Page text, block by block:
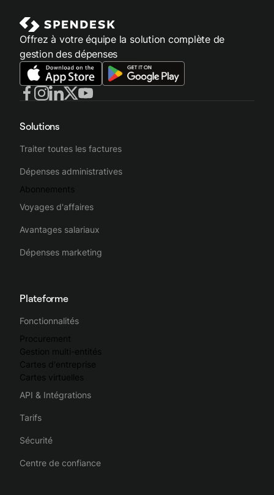
Offrez à votre équipe la solution complète de
gestion des dépenses
Solutions
Traiter toutes les factures
Dépenses administratives
Abonnements
Voyages d'affaires
Avantages salariaux
Dépenses marketing
Plateforme
Fonctionnalités
Procurement
Gestion multi-entités
Cartes d'entreprise
Cartes virtuelles
API & Intégrations
Tarifs
Sécurité
Centre de confiance